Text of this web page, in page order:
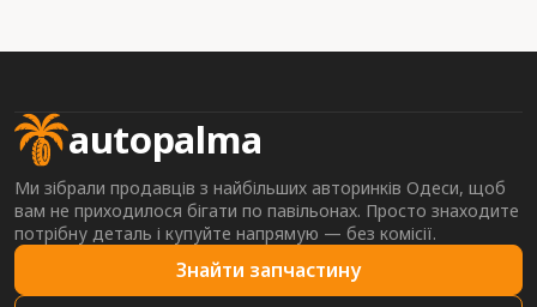
autopalma
Ми зібрали продавців з найбільших авторинків Одеси, щоб
вам не приходилося бігати по павільонах. Просто знаходите
потрібну деталь і купуйте напрямую — без комісії.
Знайти запчастину